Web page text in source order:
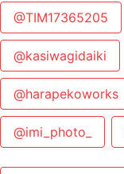
@TIM17365205
@kasiwagidaiki
@harapekoworks
@imi_photo_